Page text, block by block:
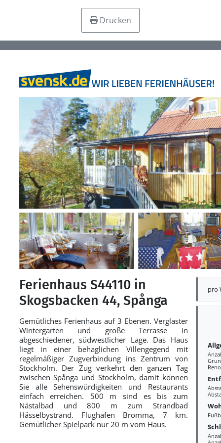
Drucken
pro
Ferienhaus S44110 in
Skogsbacken 44, Spånga
Gemütliches Ferienhaus auf 3 Ebenen. Verglaster
Wintergarten und große Terrasse in
abgeschiedener, südwestlicher Lage. Das Haus
liegt in einer behaglichen Villengegend mit
regelmäßiger Zugverbindung ins Zentrum von
Stockholm. Der Zug verkehrt den ganzen Tag
zwischen Spånga und Stockholm, damit können
Sie alle Sehenswürdigkeiten und Restaurants
einfach erreichen. 500 m sind es bis zum
Nästalbad und 800 m zum Strandbad
Hässelbystrand. Flughafen Bromma, 7 km.
Gemütlicher Spielpark nur 20 m vom Haus.